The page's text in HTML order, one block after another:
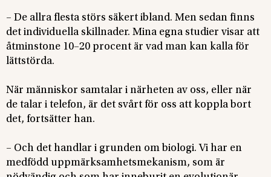
– De allra flesta störs säkert ibland. Men sedan finns
det individuella skillnader. Mina egna studier visar att
åtminstone 10–20 procent är vad man kan kalla för
lättstörda.
När människor samtalar i närheten av oss, eller när
de talar i telefon, är det svårt för oss att koppla bort
det, fortsätter han.
– Och det handlar i grunden om biologi. Vi har en
medfödd uppmärksamhetsmekanism, som är